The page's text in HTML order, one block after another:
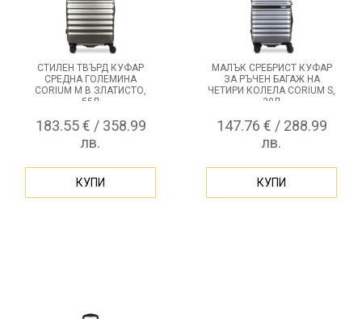
СТИЛЕН ТВЪРД КУФАР
СРЕДНА ГОЛЕМИНА
CORIUM M В ЗЛАТИСТО,
55Л
183.55 € / 358.99
лв.
КУПИ
МАЛЪК СРЕБРИСТ КУФАР
ЗА РЪЧЕН БАГАЖ НА
ЧЕТИРИ КОЛЕЛА CORIUM S,
30Л
147.76 € / 288.99
лв.
КУПИ